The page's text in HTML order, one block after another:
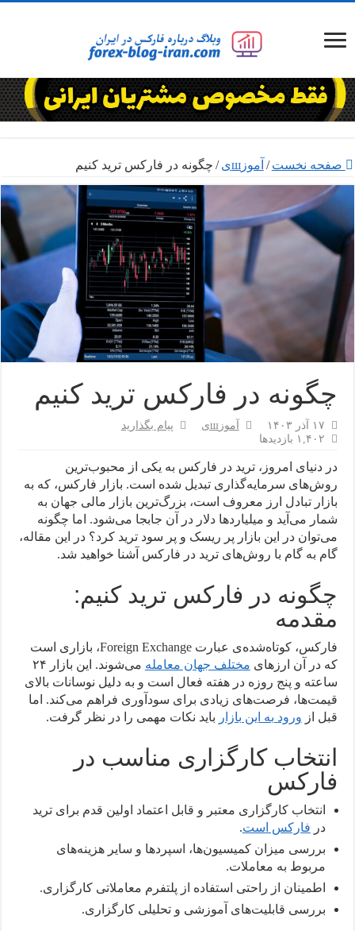
صفحه نخست / آموزшی / چگونه در فارکس ترید کنیم
چگونه در فارکس ترید کنیم
۱۷ آذر ۱۴۰۳ آموزшی
پیام بگذارید
۱,۴۰۲ بازدیدها
در دنیای امروز، ترید در فارکس به یکی از محبوب‌ترین
روش‌های سرمایه‌گذاری تبدیل شده است. بازار فارکس، که به
بازار تبادل ارز معروف است، بزرگ‌ترین بازار مالی جهان به
شمار می‌آید و میلیارد‌ها دلار در آن جابجا می‌شود. اما چگونه
می‌توان در این بازار پر ریسک و پر سود ترید کرد؟ در این مقاله،
گام به گام با روش‌های ترید در فارکس آشنا خواهید شد.
چگونه در فارکس ترید کنیم:
مقدمه
فارکس، کوتاه‌شده‌ی عبارت Foreign Exchange، بازاری است
که در آن ارز‌های مختلف جهان معامله
می‌شوند. این بازار ۲۴
ساعته و پنج روزه در هفته فعال است و به دلیل نوسانات بالای
قیمت‌ها، فرصت‌های زیادی برای سودآوری فراهم می‌کند. اما
قبل از ورود به این بازار باید نکات مهمی را در نظر گرفت.
انتخاب کارگزاری مناسب در
فارکس
انتخاب کارگزاری معتبر و قابل اعتماد اولین قدم برای ترید
در فارکس است.
بررسی میزان کمیسیون‌ها، اسپرد‌ها و سایر هزینه‌های
مربوط به معاملات.
اطمینان از راحتی استفاده از پلتفرم معاملاتی کارگزاری.
بررسی قابلیت‌های آموزشی و تحلیلی کارگزاری.